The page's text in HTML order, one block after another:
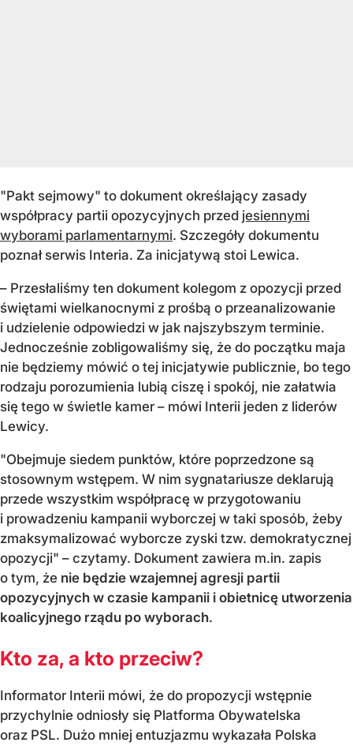
"Pakt sejmowy" to dokument określający zasady
współpracy partii opozycyjnych przed jesiennymi
wyborami parlamentarnymi. Szczegóły dokumentu
poznał serwis Interia. Za inicjatywą stoi Lewica.
– Przesłaliśmy ten dokument kolegom z opozycji przed
świętami wielkanocnymi z prośbą o przeanalizowanie
i udzielenie odpowiedzi w jak najszybszym terminie.
Jednocześnie zobligowaliśmy się, że do początku maja
nie będziemy mówić o tej inicjatywie publicznie, bo tego
rodzaju porozumienia lubią ciszę i spokój, nie załatwia
się tego w świetle kamer – mówi Interii jeden z liderów
Lewicy.
"Obejmuje siedem punktów, które poprzedzone są
stosownym wstępem. W nim sygnatariusze deklarują
przede wszystkim współpracę w przygotowaniu
i prowadzeniu kampanii wyborczej w taki sposób, żeby
zmaksymalizować wyborcze zyski tzw. demokratycznej
opozycji" – czytamy. Dokument zawiera m.in. zapis
o tym, że nie będzie wzajemnej agresji partii
opozycyjnych w czasie kampanii i obietnicę utworzenia
koalicyjnego rządu po wyborach.
Kto za, a kto przeciw?
Informator Interii mówi, że do propozycji wstępnie
przychylnie odniosły się Platforma Obywatelska
oraz PSL. Dużo mniej entuzjazmu wykazała Polska